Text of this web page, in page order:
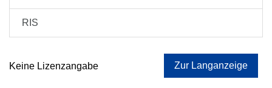
RIS
Keine Lizenzangabe Zur Langanzeige